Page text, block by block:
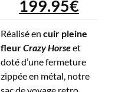
199.95€
Réalisé en cuir pleine
fleurCrazy Horseet
doté d’une fermeture
zippée en métal, notre